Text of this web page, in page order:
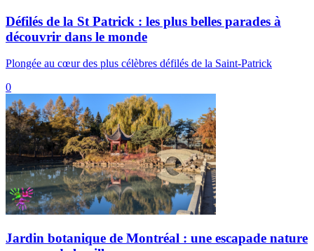
Défilés de la St Patrick : les plus belles parades à
découvrir dans le monde
Plongée au cœur des plus célèbres défilés de la Saint-Patrick
0
Jardin botanique de Montréal : une escapade nature